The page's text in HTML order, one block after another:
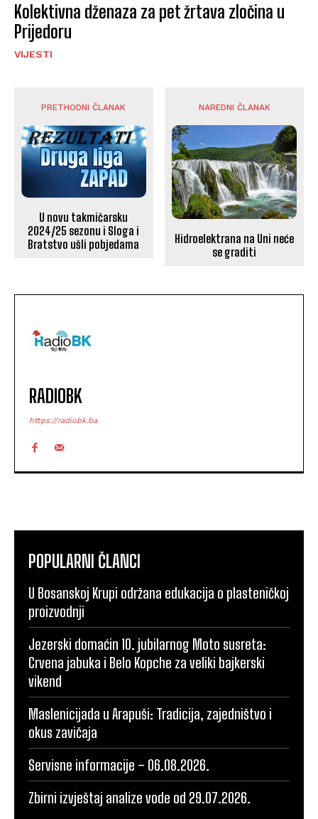
Kolektivna dženaza za pet žrtava zločina u
Prijedoru
VIJESTI
PRETHODNI ČLANAK
U novu takmičarsku
2024/25 sezonu i Sloga i
Bratstvo ušli pobjedama
NAREDNI ČLANAK
Hidroelektrana na Uni neće
se graditi
RADIOBK
https://radiobk.ba
POPULARNI ČLANCI
U Bosanskoj Krupi održana edukacija o plasteničkoj
proizvodnji
Jezerski domaćin 10. jubilarnog Moto susreta:
Crvena jabuka i Belo Kopche za veliki bajkerski
vikend
Maslenicijada u Arapuši: Tradicija, zajedništvo i
okus zavičaja
Servisne informacije – 06.08.2026.
Zbirni izvještaj analize vode od 29.07.2026.